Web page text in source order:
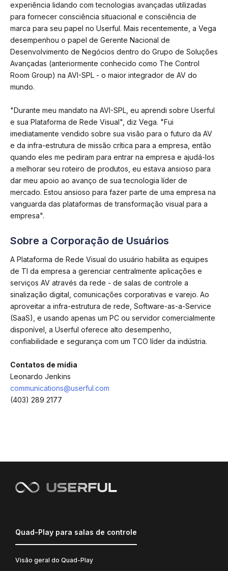
experiência lidando com tecnologias avançadas utilizadas
para fornecer consciência situacional e consciência de
marca para seu papel no Userful. Mais recentemente, a Vega
desempenhou o papel de Gerente Nacional de
Desenvolvimento de Negócios dentro do Grupo de Soluções
Avançadas (anteriormente conhecido como The Control
Room Group) na AVI-SPL - o maior integrador de AV do
mundo.
"Durante meu mandato na AVI-SPL, eu aprendi sobre Userful
e sua Plataforma de Rede Visual", diz Vega. "Fui
imediatamente vendido sobre sua visão para o futuro da AV
e da infra-estrutura de missão crítica para a empresa, então
quando eles me pediram para entrar na empresa e ajudá-los
a melhorar seu roteiro de produtos, eu estava ansioso para
dar meu apoio ao avanço de sua tecnologia líder de
mercado. Estou ansioso para fazer parte de uma empresa na
vanguarda das plataformas de transformação visual para a
empresa".
Sobre a Corporação de Usuários
A Plataforma de Rede Visual do usuário habilita as equipes
de TI da empresa a gerenciar centralmente aplicações e
serviços AV através da rede - de salas de controle a
sinalização digital, comunicações corporativas e varejo. Ao
aproveitar a infra-estrutura de rede, Software-as-a-Service
(SaaS), e usando apenas um PC ou servidor comercialmente
disponível, a Userful oferece alto desempenho,
confiabilidade e segurança com um TCO líder da indústria.
Contatos de mídia
Leonardo Jenkins
communications@userful.com
(403) 289 2177
Quad-Play para salas de controle
Visão geral do Quad-Play